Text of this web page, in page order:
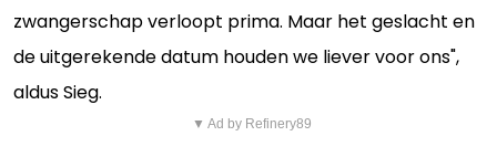
zwangerschap verloopt prima. Maar het geslacht en
de uitgerekende datum houden we liever voor ons",
aldus Sieg.
▼ Ad by Refinery89